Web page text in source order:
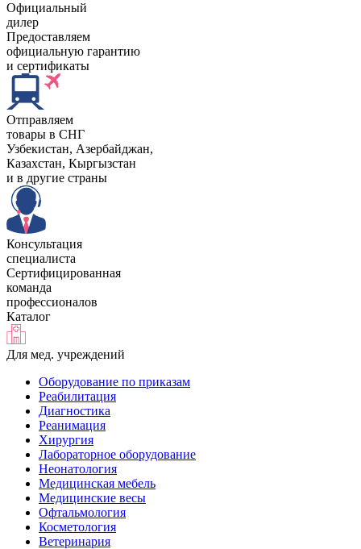
Официальный
дилер
Предоставляем
официальную гарантию
и сертификаты
Отправляем
товары в СНГ
Узбекистан, Aзербайджан,
Казахстан, Кыргызстан
и в другие страны
Консультация
специалиста
Сертифицированная
команда
профессионалов
Каталог
Для мед. учреждений
Оборудование по приказам
Реабилитация
Диагностика
Реанимация
Хирургия
Лабораторное оборудование
Неонатология
Медицинская мебель
Медицинские весы
Офтальмология
Косметология
Ветеринария